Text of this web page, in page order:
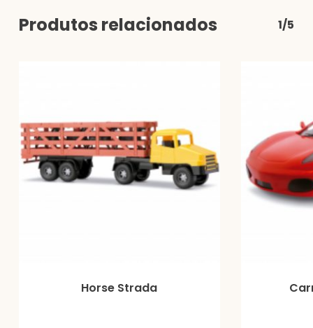
Produtos relacionados 1/5
Horse Strada